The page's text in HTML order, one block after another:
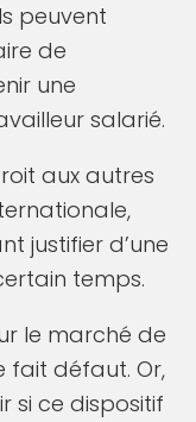
peuvent
de
une
salarié.
aux autres
justifier d’une
temps.
le marché de
fait défaut. Or,
si ce dispositif